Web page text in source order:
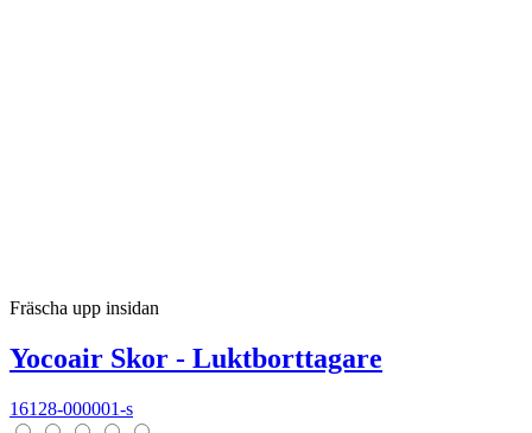
Fräscha upp insidan
Yocoair Skor - Luktborttagare
16128-000001-s